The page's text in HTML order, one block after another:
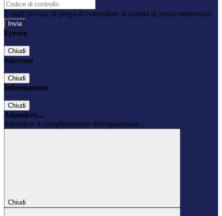
E-mail inviata, si prega di controllare la casella di posta elettronica!
Errore
Chiudi
Successo
Chiudi
Informazione
Chiudi
Attendere...
Attendere il completamento dell'operazione...
Chiudi